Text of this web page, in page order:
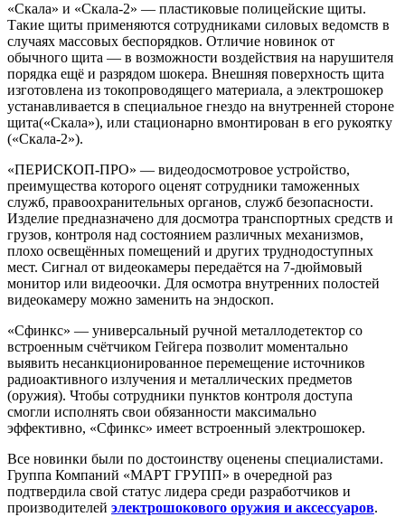
«Скала» и «Скала-2» — пластиковые полицейские щиты.
Такие щиты применяются сотрудниками силовых ведомств в
случаях массовых беспорядков. Отличие новинок от
обычного щита — в возможности воздействия на нарушителя
порядка ещё и разрядом шокера. Внешняя поверхность щита
изготовлена из токопроводящего материала, а электрошокер
устанавливается в специальное гнездо на внутренней стороне
щита(«Скала»), или стационарно вмонтирован в его рукоятку
(«Скала-2»).
«ПЕРИСКОП-ПРО» — видеодосмотровое устройство,
преимущества которого оценят сотрудники таможенных
служб, правоохранительных органов, служб безопасности.
Изделие предназначено для досмотра транспортных средств и
грузов, контроля над состоянием различных механизмов,
плохо освещённых помещений и других труднодоступных
мест. Сигнал от видеокамеры передаётся на 7-дюймовый
монитор или видеоочки. Для осмотра внутренних полостей
видеокамеру можно заменить на эндоскоп.
«Сфинкс» — универсальный ручной металлодетектор со
встроенным счётчиком Гейгера позволит моментально
выявить несанкционированное перемещение источников
радиоактивного излучения и металлических предметов
(оружия). Чтобы сотрудники пунктов контроля доступа
смогли исполнять свои обязанности максимально
эффективно, «Сфинкс» имеет встроенный электрошокер.
Все новинки были по достоинству оценены специалистами.
Группа Компаний «МАРТ ГРУПП» в очередной раз
подтвердила свой статус лидера среди разработчиков и
производителей электрошокового оружия и аксессуаров.